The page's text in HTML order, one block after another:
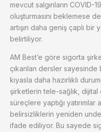
mevcut salgınların
oluşturmasını beklemese
artışın daha geniş çaplı bir
belirtiliyor.
AM Best’e göre sigorta
çıkarılan dersler sayesinde
kıyasla daha hazırlıklı
şirketlerin tele-sağlık,
süreçlere yaptığı
belirsizliklerin yeniden
ifade ediliyor. Bu sayede